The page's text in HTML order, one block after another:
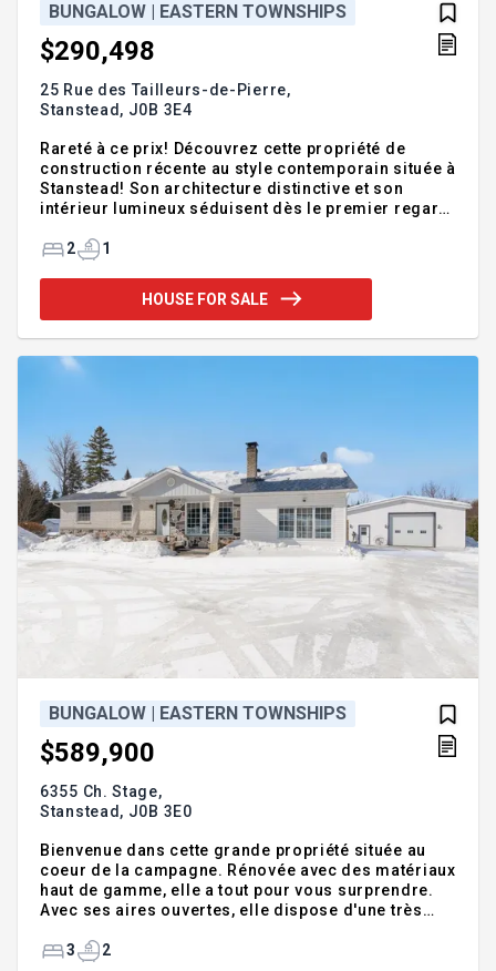
BUNGALOW | EASTERN TOWNSHIPS
$290,498
25 Rue des Tailleurs-de-Pierre,
Stanstead, J0B 3E4
Rareté à ce prix! Découvrez cette propriété de
construction récente au style contemporain située à
Stanstead! Son architecture distinctive et son
intérieur lumineux séduisent dès le premier regard.
cathédrale, sa cuisine aux teintes naturelles avec
de bain propose bain et douche vitrée séparée.
Thermopompe, terrasse de béton et terrain offrant
s'harmonisent à merveille! Addendum:Une arch
2 1
HOUSE FOR SALE
BUNGALOW | EASTERN TOWNSHIPS
$589,900
6355 Ch. Stage,
Stanstead, J0B 3E0
Bienvenue dans cette grande propriété située au
coeur de la campagne. Rénovée avec des matériaux
haut de gamme, elle a tout pour vous surprendre.
Avec ses aires ouvertes, elle dispose d'une très
cuisine haut de gamme avec armoires de cerisier
3 2